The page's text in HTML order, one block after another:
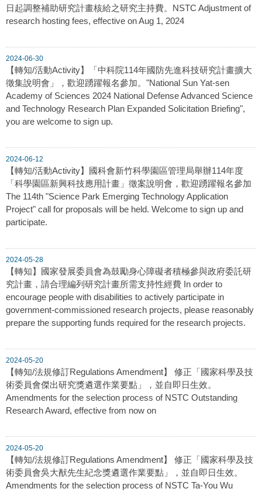
日起調整補助研究計畫核給之研究主持費。NSTC Adjustment of
research hosting fees, effective on Aug 1, 2024
2024-06-30
【轉知/活動Activity】「中科院114年國防先進科技研究計畫擴大
徵集說明會」，歡迎踴躍報名參加。"National Sun Yat-sen
Academy of Sciences 2024 National Defense Advanced Science
and Technology Research Plan Expanded Solicitation Briefing",
you are welcome to sign up.
2024-06-12
【轉知/活動Activity】國科會新竹科學園區管理局舉辦114年度
「科學園區新興科技應用計畫」徵案說明會，歡迎踴躍報名參加
The 114th "Science Park Emerging Technology Application
Project" call for proposals will be held. Welcome to sign up and
participate.
2024-05-28
【轉知】國家發展委員會為鼓勵身心障礙者積極參與政府委託研
究計畫，請合理編列研究計畫所需支持性經費 In order to
encourage people with disabilities to actively participate in
government-commissioned research projects, please reasonably
prepare the supporting funds required for the research projects.
2024-05-20
【轉知/法規修訂Regulations Amendment】 修正「國家科學及技
術委員會傑出研究獎遴選作業要點」，並自即日生效。
Amendments for the selection process of NSTC Outstanding
Research Award, effective from now on
2024-05-20
【轉知/法規修訂Regulations Amendment】 修正「國家科學及技
術委員會吳大猷先生紀念獎遴選作業要點」，並自即日生效。
Amendments for the selection process of NSTC Ta-You Wu